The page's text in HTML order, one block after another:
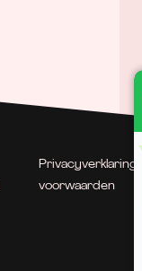
Privacyverklaring
voorwaarden